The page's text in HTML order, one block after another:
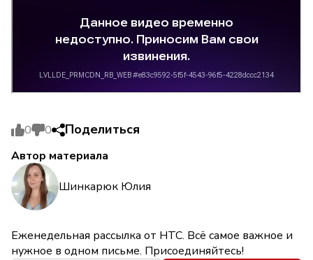
0 0 Поделиться
Автор материала
Шинкарюк Юлия
Еженедельная рассылка от НТС. Всё самое важное и
нужное в одном письме. Присоединяйтесь!